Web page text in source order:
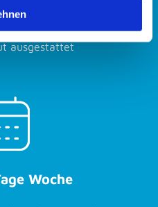
Smartphone
ausgestattet
Woche